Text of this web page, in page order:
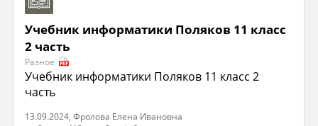
Учебник информатики Поляков 11 класс
2 часть
Разное
Учебник информатики Поляков 11 класс 2
часть
13.09.2024, Фролова Елена Ивановна